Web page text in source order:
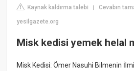
Kaynak kaldırma talebi |Cevabın
yesilgazete.org
Misk kedisi yemek helal
Misk Kedisi: Ömer Nasuhi Bilmenin